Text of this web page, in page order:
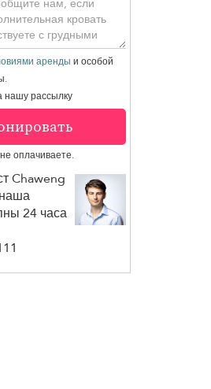
аренды и особой
нашу рассылку
оплачиваете.
Chaweng
24 часа